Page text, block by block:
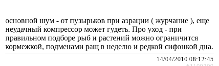
основной шум - от пузырьков при аэрации ( журчание ), еще
неудачный компрессор может гудеть. Про уход - при
правильном подборе рыб и растений можно ограничится
кормежкой, подменами ращ в неделю и редкой сифонкой дна.
14/04/2010 08:12:45